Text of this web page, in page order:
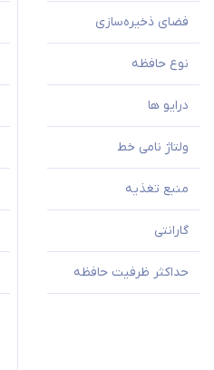
فضای ذخیره‌سازی
نوع حافظه
درایو ها
ولتاژ نامی خط
منبع تغذیه
گارانتی
حداکثر ظرفیت حافظه